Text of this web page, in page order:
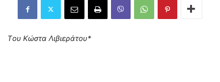
Tου Κώστα Λιβιεράτου*